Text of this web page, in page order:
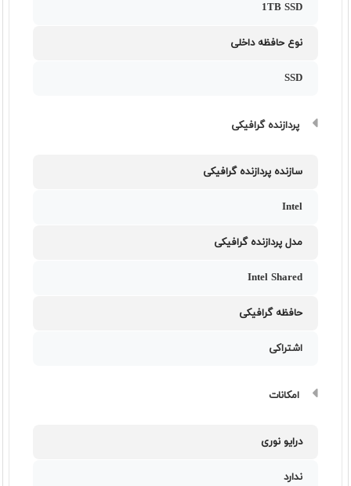
1TB SSD
نوع حافظه داخلی
SSD
پردازنده گرافیکی
سازنده پردازنده گرافیکی
Intel
مدل پردازنده گرافیکی
Intel Shared
حافظه گرافیکی
اشتراکی
امکانات
درایو نوری
ندارد